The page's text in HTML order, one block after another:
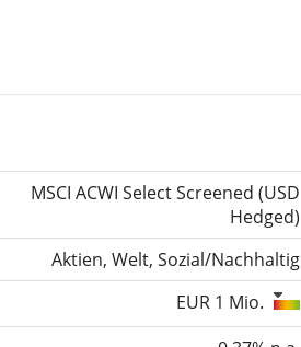
MSCI ACWI Select Screened (USD
Hedged)
Aktien, Welt, Sozial/Nachhaltig
EUR 1 Mio.